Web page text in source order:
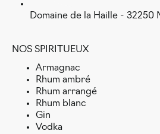
Domaine de la Haille - 32250
NOS SPIRITUEUX
Armagnac
Rhum ambré
Rhum arrangé
Rhum blanc
Gin
Vodka